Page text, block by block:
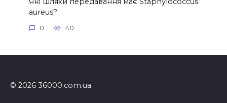
aureus?
0 40
© 2026 36000.com.ua